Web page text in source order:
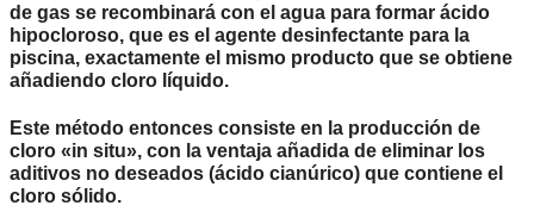
de gas se recombinará con el agua para formar ácido
hipocloroso, que es el agente desinfectante para la
piscina, exactamente el mismo producto que se obtiene
añadiendo cloro líquido.
Este método entonces consiste en la producción de
cloro «in situ», con la ventaja añadida de eliminar los
aditivos no deseados (ácido cianúrico) que contiene el
cloro sólido.